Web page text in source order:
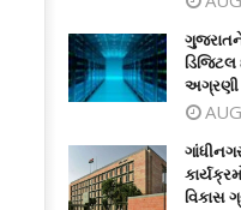
ગાંધીનગરમાં ગીફ્ટસિટી ખાતે વિકસિત
ગુજરાત સમિટમાં વિવિધ વિષયો પર થયુ
અગ્રણી
વિકાસ